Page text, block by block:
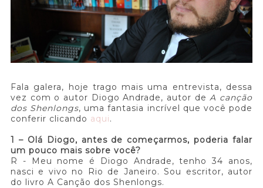
Fala galera, hoje trago mais uma entrevista, dessa
vez com o autor Diogo Andrade, autor deA canção
dos Shenlongs, uma fantasia incrível que você pode
conferir clicando aqui.
1 – Olá Diogo, antes de começarmos, poderia falar
um pouco mais sobre você?
R - Meu nome é Diogo Andrade, tenho 34 anos,
nasci e vivo no Rio de Janeiro. Sou escritor, autor
do livro A Canção dos Shenlongs.